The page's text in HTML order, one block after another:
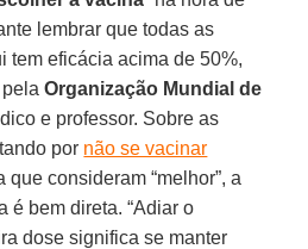
lembrar que todas as
tem eficácia acima de 50%,
pelaOrganização Mundial de
e professor. Sobre as
por não se vacinar
consideram “melhor”, a
é bem direta. “Adiar o
dose significa se manter